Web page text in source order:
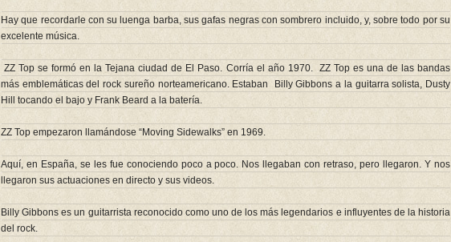
Hay que recordarle con su luenga barba, sus gafas negras con sombrero incluido, y, sobre todo por su
excelente música.
ZZ Top se formó en la Tejana ciudad de El Paso. Corría el año 1970. ZZ Top es una de las bandas
más emblemáticas del rock sureño norteamericano. Estaban Billy Gibbons a la guitarra solista, Dusty
Hill tocando el bajo y Frank Beard a la batería.
ZZ Top empezaron llamándose “Moving Sidewalks” en 1969.
Aquí, en España, se les fue conociendo poco a poco. Nos llegaban con retraso, pero llegaron. Y nos
llegaron sus actuaciones en directo y sus videos.
Billy Gibbons es un guitarrista reconocido como uno de los más legendarios e influyentes de la historia
del rock.